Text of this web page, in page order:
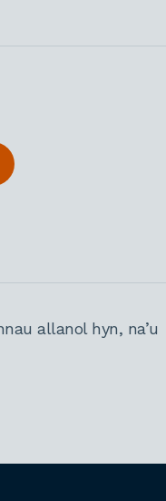
allanol hyn, na’u